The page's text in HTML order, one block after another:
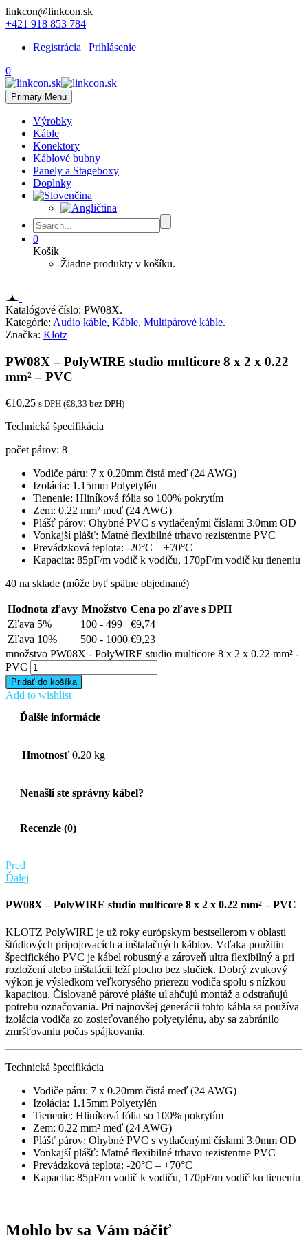
linkcon@linkcon.sk
+421 918 853 784
Registrácia | Prihlásenie
0
Primary Menu
Výrobky
Káble
Konektory
Káblové bubny
Panely a Stageboxy
Doplnky
0
Košík
Žiadne produkty v košíku.
Katalógové číslo: PW08X.
Kategórie: Audio káble, Káble, Multipárové káble.
Značka: Klotz
PW08X – PolyWIRE studio multicore 8 x 2 x 0.22
mm² – PVC
€10,25 s DPH (€8,33 bez DPH)
Technická špecifikácia
počet párov: 8
Vodiče páru: 7 x 0.20mm čistá meď (24 AWG)
Izolácia: 1.15mm Polyetylén
Tienenie: Hliníková fólia so 100% pokrytím
Zem: 0.22 mm² meď (24 AWG)
Plášť párov: Ohybné PVC s vytlačenými číslami 3.0mm OD
Vonkajší plášť: Matné flexibilné trhavo rezistentne PVC
Prevádzková teplota: -20°C – +70°C
Kapacita: 85pF/m vodič k vodiču, 170pF/m vodič ku tieneniu
40 na sklade (môže byť spätne objednané)
Hodnota zľavy Množstvo Cena po zľave s DPH
Zľava 5%
100 - 499 €9,74
Zľava 10%
500 - 1000 €9,23
množstvo PW08X - PolyWIRE studio multicore 8 x 2 x 0.22 mm² -
PVC
Pridať do košíka
Add to wishlist
Ďalšie informácie
Hmotnosť 0.20 kg
Nenašli ste správny kábel?
Recenzie (0)
Pred
Ďalej
PW08X – PolyWIRE studio multicore 8 x 2 x 0.22 mm² – PVC
KLOTZ PolyWIRE je už roky európskym bestsellerom v oblasti
štúdiových pripojovacích a inštalačných káblov. Vďaka použitiu
špecifického PVC je kábel robustný a zároveň ultra flexibilný a pri
rozložení alebo inštalácii leží plocho bez slučiek. Dobrý zvukový
výkon je výsledkom veľkorysého prierezu vodiča spolu s nízkou
kapacitou. Číslované párové plášte uľahčujú montáž a odstraňujú
potrebu označovania. Pri najnovšej generácii tohto kábla sa používa
izolácia vodiča zo zosieťovaného polyetylénu, aby sa zabránilo
zmršťovaniu počas spájkovania.
Technická špecifikácia
Vodiče páru: 7 x 0.20mm čistá meď (24 AWG)
Izolácia: 1.15mm Polyetylén
Tienenie: Hliníková fólia so 100% pokrytím
Zem: 0.22 mm² meď (24 AWG)
Plášť párov: Ohybné PVC s vytlačenými číslami 3.0mm OD
Vonkajší plášť: Matné flexibilné trhavo rezistentne PVC
Prevádzková teplota: -20°C – +70°C
Kapacita: 85pF/m vodič k vodiču, 170pF/m vodič ku tieneniu
Mohlo by sa Vám páčiť